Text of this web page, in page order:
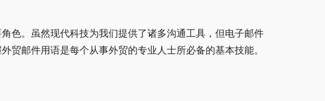
色。虽然现代科技为我们提供了诸多沟通工具，但电子邮件
贸邮件用语是每个从事外贸的专业人士所必备的基本技能。